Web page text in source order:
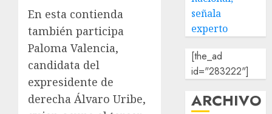
En esta contienda
también participa
Paloma Valencia,
candidata del
expresidente de
derecha Álvaro Uribe,
señala
experto
[the_ad
id="283222"]
ARCHIVO